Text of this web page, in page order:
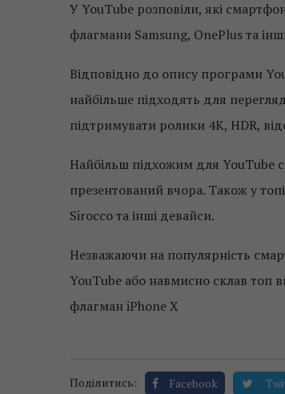
У YouTube розповіли, які
флагмани Samsung, OnePlus та
Відповідно до опису програми
найбільше підходять для
підтримувати ролики 4К, HDR,
Найбільш підхожим для YouTube
презентований вчора. Також у
Sirocco та інші девайси.
Незважаючи на популярність
YouTube або навмисно склав топ
флагман iPhone X
Поділитись: Facebook